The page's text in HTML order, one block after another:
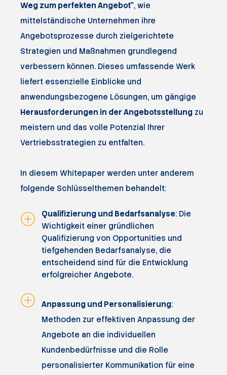
Weg zum perfekten Angebot", wie
mittelständische Unternehmen ihre
Angebotsprozesse durch zielgerichtete
Strategien und Maßnahmen grundlegend
verbessern können. Dieses umfassende Werk
liefert essenzielle Einblicke und
anwendungsbezogene Lösungen, um gängige
Herausforderungen in der Angebotsstellung zu
meistern und das volle Potenzial Ihrer
Vertriebsstrategien zu entfalten.
In diesem Whitepaper werden unter anderem
folgende Schlüsselthemen behandelt:
Qualifizierung und Bedarfsanalyse: Die
Wichtigkeit einer gründlichen
Qualifizierung von Opportunities und
tiefgehenden Bedarfsanalyse, die
entscheidend sind für die Entwicklung
erfolgreicher Angebote.
Anpassung und Personalisierung:
Methoden zur effektiven Anpassung der
Angebote an die individuellen
Kundenbedürfnisse und die Rolle
personalisierter Kommunikation für eine